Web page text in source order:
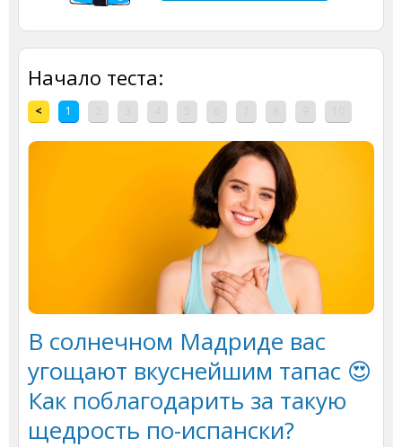
Начало теста:
< 1
В солнечном Мадриде вас
угощают вкуснейшим тапас 😍
Как поблагодарить за такую
щедрость по-испански?